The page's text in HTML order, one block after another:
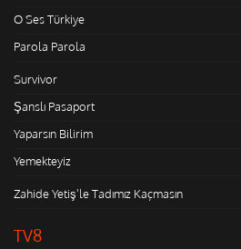
O Ses Türkiye
Parola Parola
Survivor
Şanslı Pasaport
Yaparsın Bilirim
Yemekteyiz
Zahide Yetiş'le Tadımız Kaçmasın
TV8